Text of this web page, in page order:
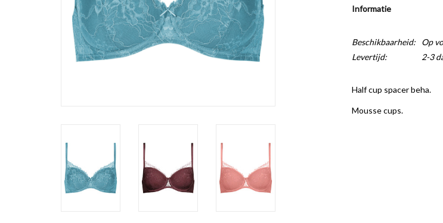
Informatie
Beschikbaarheid: Op
Levertijd:
2-3
Half cup spacer beha.
Mousse cups.